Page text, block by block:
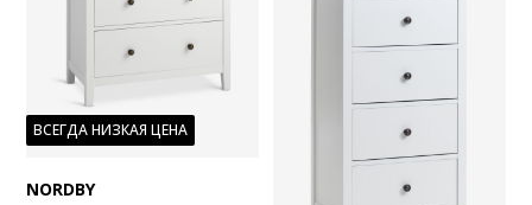
ВСЕГДА НИЗКАЯ ЦЕНА
NORDBY